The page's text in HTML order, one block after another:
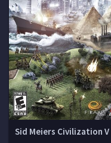
Sid Meiers Civilization V